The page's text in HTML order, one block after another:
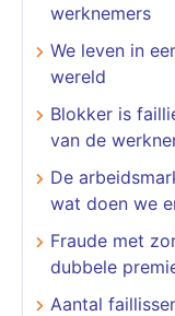
werknemers
We leven in
wereld
Blokker is
van de
De
wat doen we
Fraude met
dubbele
Aantal